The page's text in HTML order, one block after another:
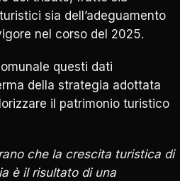
sia dell’adeguamento
nel corso del 2025.
questi dati
della strategia adottata
il patrimonio turistico
che la crescita turistica di
è il risultato di una